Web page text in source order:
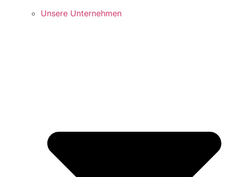
Unsere Unternehmen